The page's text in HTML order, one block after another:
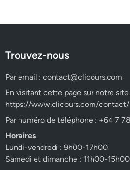
Trouvez-nous
Par email :contact@clicours.com
En visitant cette page sur notre
https://www.clicours.com/contact/
Par numéro de téléphone : +64 7
Horaires
Lundi-vendredi : 9h00-17h00
Samedi et dimanche : 11h00-15h00